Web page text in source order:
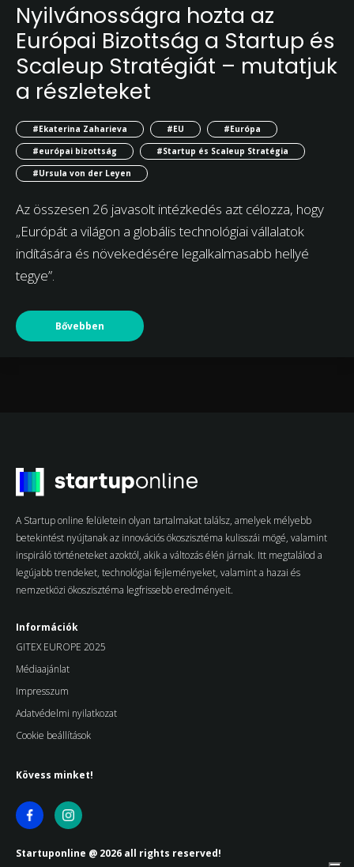
Nyilvánosságra hozta az
Európai Bizottság a Startup és
Scaleup Stratégiát – mutatjuk
a részleteket
#Ekaterina Zaharieva #EU
#Európa
#európai bizottság
#Startup és Scaleup Stratégia
#Ursula von der Leyen
Az összesen 26 javasolt intézkedés azt célozza, hogy
„Európát a világon a globális technológiai vállalatok
indítására és növekedésére legalkalmasabb hellyé
tegye”.
Bővebben
A Startup online felületein olyan tartalmakat találsz, amelyek mélyebb
betekintést nyújtanak az innovációs ökoszisztéma kulisszái mögé, valamint
inspiráló történeteket azoktól, akik a változás élén járnak. Itt megtalálod a
legújabb trendeket, technológiai fejleményeket, valamint a hazai és
nemzetközi ökoszisztéma legfrissebb eredményeit.
Információk
GITEX EUROPE 2025
Médiaajánlat
Impresszum
Adatvédelmi nyilatkozat
Cookie beállítások
Kövess minket!
Startuponline @ 2026 all rights reserved!